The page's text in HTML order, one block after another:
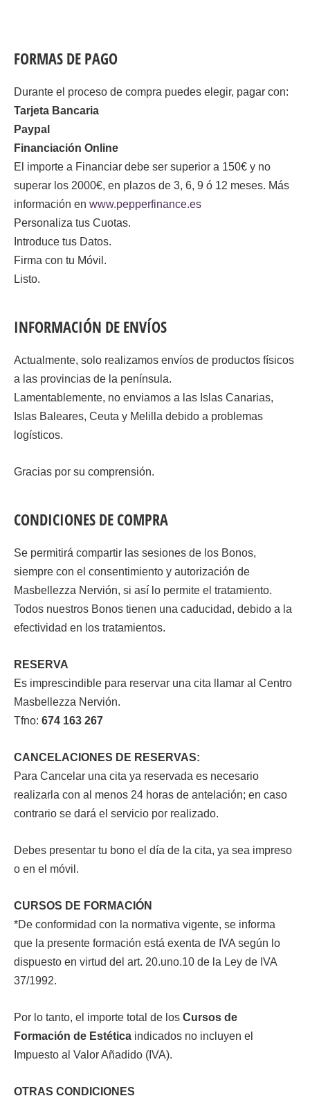
FORMAS DE PAGO
Durante el proceso de compra puedes elegir, pagar con:
Tarjeta Bancaria
Paypal
Financiación Online
El importe a Financiar debe ser superior a 150€ y no
superar los 2000€, en plazos de 3, 6, 9 ó 12 meses. Más
información en www.pepperfinance.es
Personaliza tus Cuotas.
Introduce tus Datos.
Firma con tu Móvil.
Listo.
INFORMACIÓN DE ENVÍOS
Actualmente, solo realizamos envíos de productos físicos
a las provincias de la península.
Lamentablemente, no enviamos a las Islas Canarias,
Islas Baleares, Ceuta y Melilla debido a problemas
logísticos.
Gracias por su comprensión.
CONDICIONES DE COMPRA
Se permitirá compartir las sesiones de los Bonos,
siempre con el consentimiento y autorización de
Masbellezza Nervión, si así lo permite el tratamiento.
Todos nuestros Bonos tienen una caducidad, debido a la
efectividad en los tratamientos.
RESERVA
Es imprescindible para reservar una cita llamar al Centro
Masbellezza Nervión.
Tfno: 674 163 267
CANCELACIONES DE RESERVAS:
Para Cancelar una cita ya reservada es necesario
realizarla con al menos 24 horas de antelación; en caso
contrario se dará el servicio por realizado.
Debes presentar tu bono el día de la cita, ya sea impreso
o en el móvil.
CURSOS DE FORMACIÓN
*De conformidad con la normativa vigente, se informa
que la presente formación está exenta de IVA según lo
dispuesto en virtud del art. 20.uno.10 de la Ley de IVA
37/1992.
Por lo tanto, el importe total de los Cursos de
Formación de Estética indicados no incluyen el
Impuesto al Valor Añadido (IVA).
OTRAS CONDICIONES